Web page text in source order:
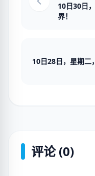
10日30日
界！
10日28日，星期二
评论 (0)